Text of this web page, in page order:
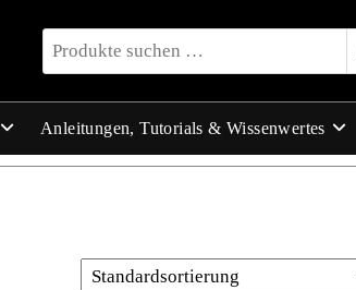
Anleitungen, Tutorials & Wissenwertes